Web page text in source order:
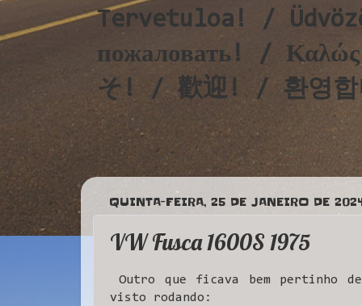
Tervetuloa! /
пожаловать! /
そ! / 歡迎! / 환영합
QUINTA-FEIRA, 25 DE JANEIRO DE
VW Fusca 1600S 1975
Outro que ficava bem pertinho
visto rodando: